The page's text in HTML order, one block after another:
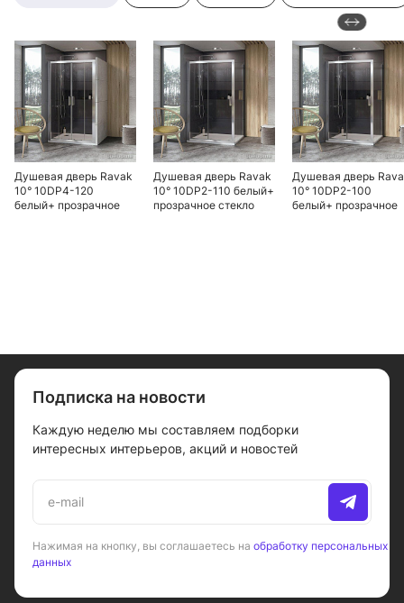
Душевая дверь Ravak
10° 10DP4-120
белый+ прозрачное
Душевая дверь Ravak
10° 10DP2-110 белый+
прозрачное стекло
Душевая дверь
10° 10DP2-100
белый+ прозрачное
Подписка на новости
Каждую неделю мы составляем подборки
интересных интерьеров, акций и новостей
Нажимая на кнопку, вы соглашаетесь на обработку персональных
данных